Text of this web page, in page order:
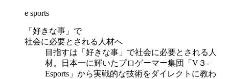
e sports
「好きな事」で
社会に必要とされる人材へ
目指すは「好きな事」で社会に必要とされる人
材。日本一に輝いたプロゲーマー集団「V３-
Esports」から実戦的な技術をダイレクトに教わ